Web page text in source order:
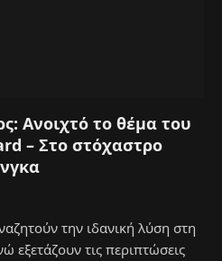
Ανοιχτό το θέμα του
– Στο στόχαστρο
την ιδανική λύση στη
εξετάζουν τις περιπτώσεις